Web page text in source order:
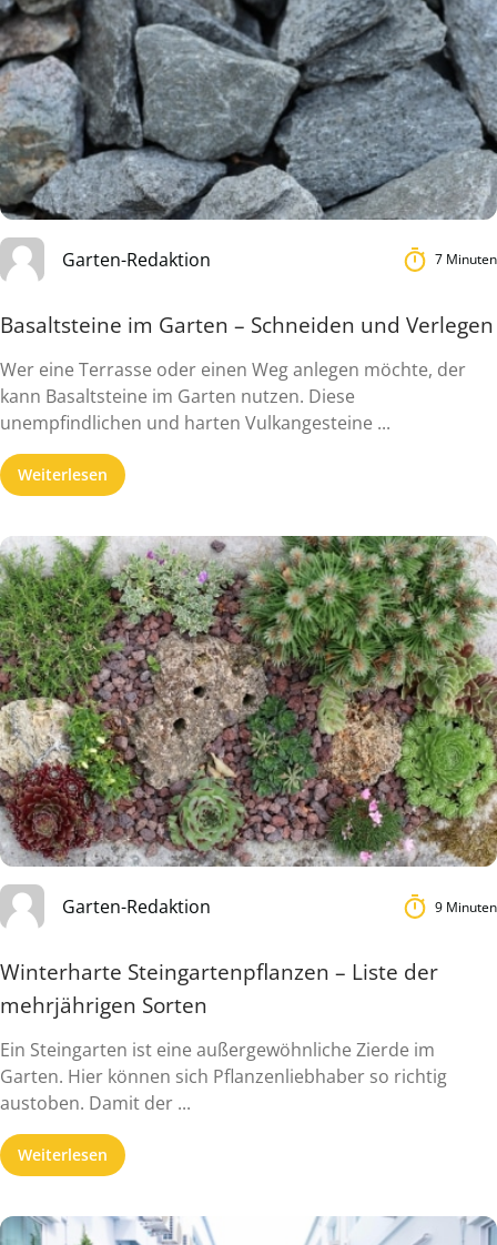
Garten-Redaktion 7 Minuten
Basaltsteine im Garten – Schneiden und Verlegen
Wer eine Terrasse oder einen Weg anlegen möchte, der
kann Basaltsteine im Garten nutzen. Diese
unempfindlichen und harten Vulkangesteine ...
Weiterlesen
Garten-Redaktion 9 Minuten
Winterharte Steingartenpflanzen – Liste der
mehrjährigen Sorten
Ein Steingarten ist eine außergewöhnliche Zierde im
Garten. Hier können sich Pflanzenliebhaber so richtig
austoben. Damit der ...
Weiterlesen